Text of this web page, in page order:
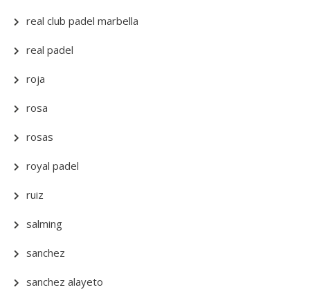
real club padel marbella
real padel
roja
rosa
rosas
royal padel
ruiz
salming
sanchez
sanchez alayeto